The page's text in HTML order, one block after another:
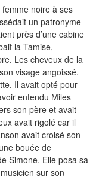
noire à ses
un patronyme
près d’une cabine
la Tamise,
Les cheveux de la
visage angoissé.
Il avait opté pour
entendu Miles
son père et avait
avait rigolé car il
avait croisé son
bouée de
Simone. Elle posa sa
sur son